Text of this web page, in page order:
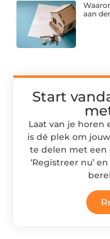
aan
Start
Laat van je horen
is dé plek om
te delen met een
‘Registreer nu’